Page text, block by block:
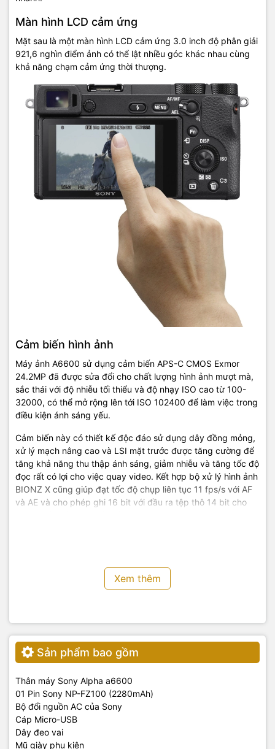
Màn hình LCD cảm ứng
Mặt sau là một màn hình LCD cảm ứng 3.0 inch độ phân giải
921,6 nghìn điểm ảnh có thể lật nhiều góc khác nhau cùng
khả năng chạm cảm ứng thời thượng.
Cảm biến hình ảnh
Máy ảnh A6600 sử dụng cảm biến APS-C CMOS Exmor
24.2MP đã được sửa đổi cho chất lượng hình ảnh mượt mà,
sắc thái với độ nhiễu tối thiểu và độ nhạy ISO cao từ 100-
32000, có thể mở rộng lên tới ISO 102400 để làm việc trong
điều kiện ánh sáng yếu.
Cảm biến này có thiết kế độc đáo sử dụng dây đồng mỏng,
xử lý mạch nâng cao và LSI mặt trước được tăng cường để
tăng khả năng thu thập ánh sáng, giảm nhiễu và tăng tốc độ
đọc rất có lợi cho việc quay video. Kết hợp bộ xử lý hình ảnh
BIONZ X cũng giúp đạt tốc độ chụp liên tục 11 fps/s với AF
và AE và cho phép ghi 16 bit với đầu ra tệp thô 14 bit cho
Xem thêm
Sản phẩm bao gồm
Thân máy Sony Alpha a6600
01 Pin Sony NP-FZ100 (2280mAh)
Bộ đổi nguồn AC của Sony
Cáp Micro-USB
Dây đeo vai
Mũ giày phụ kiện